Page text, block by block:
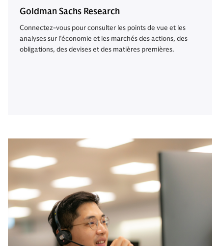
Goldman Sachs Research
Connectez-vous pour consulter les points de vue et les
analyses sur l’économie et les marchés des actions, des
obligations, des devises et des matières premières.